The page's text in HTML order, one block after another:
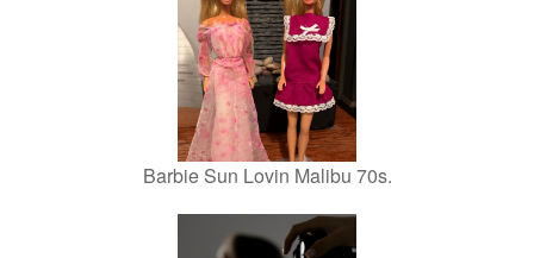
Barbie Sun Lovin Malibu 70s.